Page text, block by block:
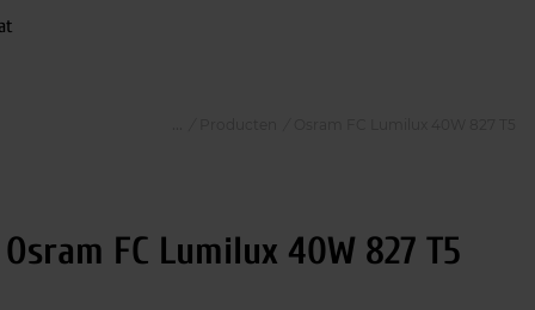
Osram FC Lumilux 40W 827 T5